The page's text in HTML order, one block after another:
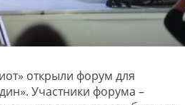
открыли форум для
Участники форума –